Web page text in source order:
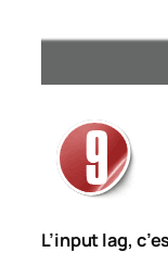
L’input lag,